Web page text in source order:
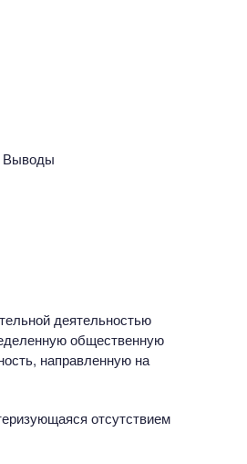
Выводы
деятельностью
общественную
направленную на
отсутствием